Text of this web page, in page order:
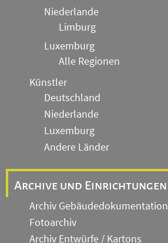
Niederlande
Limburg
Luxemburg
Alle Regionen
Künstler
Deutschland
Niederlande
Luxemburg
Andere Länder
Archive und Einrichtungen
Archiv Gebäudedokumentation
Fotoarchiv
Archiv Entwürfe / Kartons